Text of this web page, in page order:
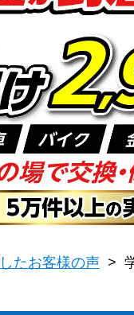
たお客様の声 >